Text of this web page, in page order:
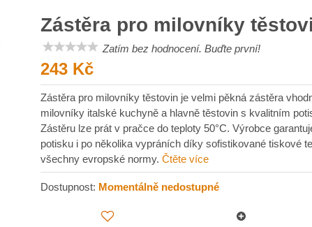
Zástěra pro milovníky
Zatím bez hodnocení. Buďte první!
243 Kč
Zástěra pro milovníky těstovin je velmi pěkná zástěra
milovníky italské kuchyně a hlavně těstovin s kvalitním
Zástěru lze prát v pračce do teploty 50°C. Výrobce
potisku i po několika vypráních díky sofistikované tiskové
všechny evropské normy. Čtěte více
Dostupnost: Momentálně nedostupné